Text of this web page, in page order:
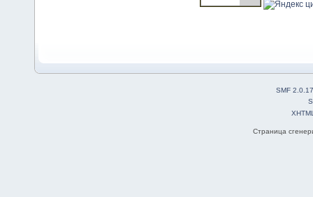
SMF 2.0.17
Страница